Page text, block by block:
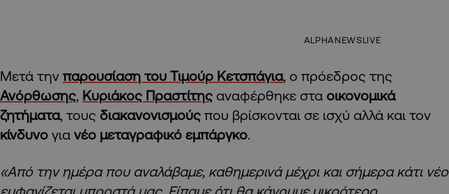
ALPHANEWSLIVE
Μετά την παρουσίαση του Τιμούρ Κετσπάγια, ο πρόεδρος της
Ανόρθωσης, Κυριάκος Πραστίτης αναφέρθηκε στα οικονομικά
ζητήματα, τους διακανονισμούς που βρίσκονται σε ισχύ αλλά και τον
κίνδυνο για νέο μεταγραφικό εμπάργκο.
«Από την ημέρα που αναλάβαμε, καθημερινά μέχρι και σήμερα κάτι νέο
εμφανίζεται μπροστά μας. Είπαμε ότι θα κάνουμε μικρότερο